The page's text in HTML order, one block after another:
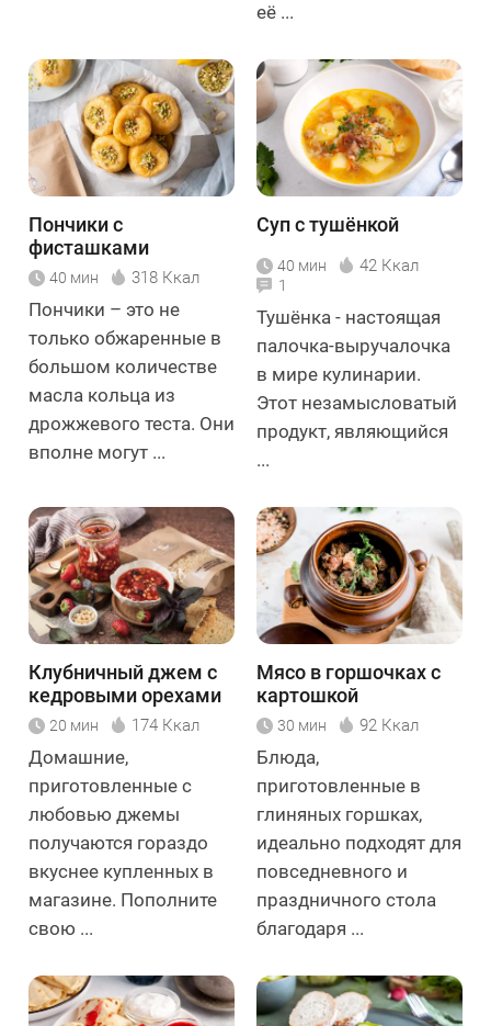
её ...
Пончики с
фисташками
40 мин 318 Ккал
Пончики – это не
только обжаренные в
большом количестве
масла кольца из
дрожжевого теста. Они
вполне могут ...
Суп с тушёнкой
40 мин 42 Ккал
1
Тушёнка - настоящая
палочка-выручалочка
в мире кулинарии.
Этот незамысловатый
продукт, являющийся
...
Клубничный джем с
кедровыми орехами
и базиликом
20 мин 174 Ккал
Домашние,
приготовленные с
любовью джемы
получаются гораздо
вкуснее купленных в
магазине. Пополните
свою ...
Мясо в горшочках с
картошкой
30 мин 92 Ккал
Блюда,
приготовленные в
глиняных горшках,
идеально подходят для
повседневного и
праздничного стола
благодаря ...